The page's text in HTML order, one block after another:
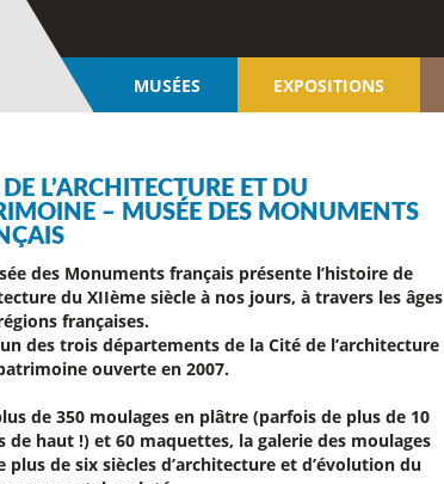
MUSÉES EXPOSITIONS
L’ARCHITECTURE ET DU
– MUSÉE DES MONUMENTS
des Monuments français présente l’histoire de
du XIIème siècle à nos jours, à travers les âges
françaises.
des trois départements de la Cité de l’architecture
ouverte en 2007.
de 350 moulages en plâtre (parfois de plus de 10
de haut !) et 60 maquettes, la galerie des moulages
plus de six siècles d’architecture et d’évolution du